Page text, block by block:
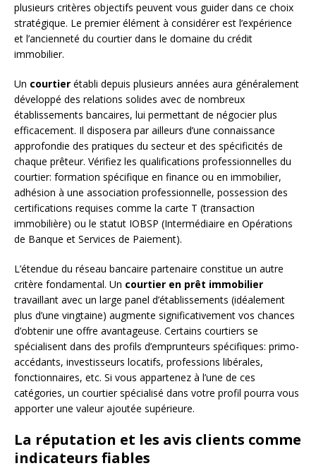
plusieurs critères objectifs peuvent vous guider dans ce choix
stratégique. Le premier élément à considérer est l’expérience
et l’ancienneté du courtier dans le domaine du crédit
immobilier.
Un courtier établi depuis plusieurs années aura généralement
développé des relations solides avec de nombreux
établissements bancaires, lui permettant de négocier plus
efficacement. Il disposera par ailleurs d’une connaissance
approfondie des pratiques du secteur et des spécificités de
chaque prêteur. Vérifiez les qualifications professionnelles du
courtier: formation spécifique en finance ou en immobilier,
adhésion à une association professionnelle, possession des
certifications requises comme la carte T (transaction
immobilière) ou le statut IOBSP (Intermédiaire en Opérations
de Banque et Services de Paiement).
L’étendue du réseau bancaire partenaire constitue un autre
critère fondamental. Un courtier en prêt immobilier
travaillant avec un large panel d’établissements (idéalement
plus d’une vingtaine) augmente significativement vos chances
d’obtenir une offre avantageuse. Certains courtiers se
spécialisent dans des profils d’emprunteurs spécifiques: primo-
accédants, investisseurs locatifs, professions libérales,
fonctionnaires, etc. Si vous appartenez à l’une de ces
catégories, un courtier spécialisé dans votre profil pourra vous
apporter une valeur ajoutée supérieure.
La réputation et les avis clients comme
indicateurs fiables